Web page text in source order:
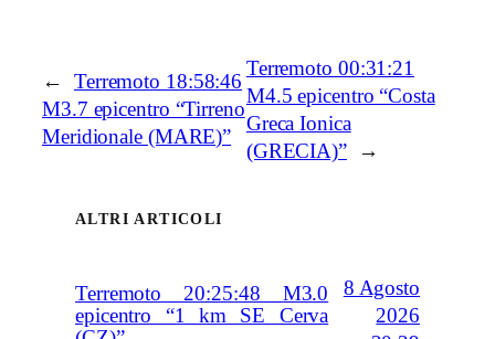
←
Terremoto 18:58:46
M3.7 epicentro “Tirreno
Meridionale (MARE)”
Terremoto 00:31:21
M4.5 epicentro “Costa
Greca Ionica
(GRECIA)”
→
ALTRI ARTICOLI
Terremoto 20:25:48 M3.0
epicentro “1 km SE Cerva
8 Agosto
2026